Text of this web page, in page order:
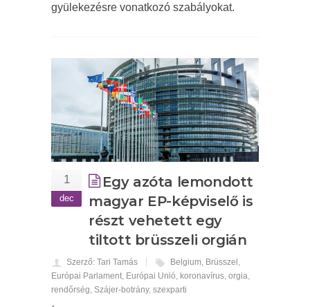
gyülekezésre vonatkozó szabályokat.
1
dec
Egy azóta lemondott
magyar EP-képviselő is
részt vehetett egy
tiltott brüsszeli orgián
Szerző: Tari Tamás Belgium, Brüsszel ,
Európai Parlament, Európai Unió, koronavírus, orgia,
rendőrség, Szájer-botrány, szexparti